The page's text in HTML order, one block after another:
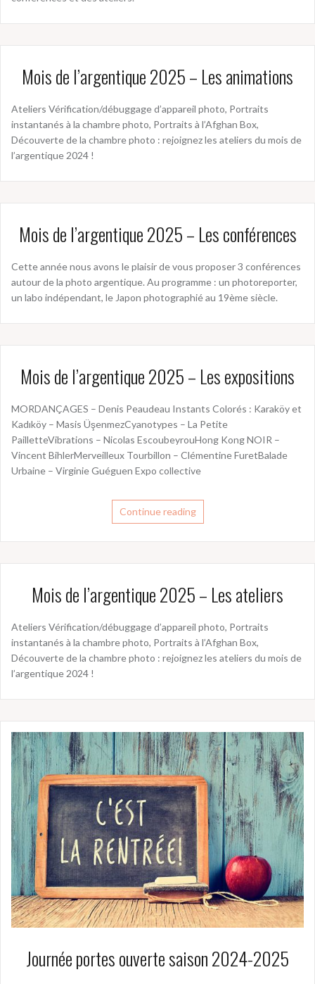
Mois de l’argentique 2025 – Les animations
Ateliers Vérification/débuggage d’appareil photo, Portraits
instantanés à la chambre photo, Portraits à l’Afghan Box,
Découverte de la chambre photo : rejoignez les ateliers du mois de
l’argentique 2024 !
Mois de l’argentique 2025 – Les conférences
Cette année nous avons le plaisir de vous proposer 3 conférences
autour de la photo argentique. Au programme : un photoreporter,
un labo indépendant, le Japon photographié au 19ème siècle.
Mois de l’argentique 2025 – Les expositions
MORDANÇAGES – Denis Peaudeau Instants Colorés : Karaköy et
Kadıköy – Masis ÜşenmezCyanotypes – La Petite
PailletteVibrations – Nicolas EscoubeyrouHong Kong NOIR –
Vincent BihlerMerveilleux Tourbillon – Clémentine FuretBalade
Urbaine – Virginie Guéguen Expo collective
Continue reading
Mois de l’argentique 2025 – Les ateliers
Ateliers Vérification/débuggage d’appareil photo, Portraits
instantanés à la chambre photo, Portraits à l’Afghan Box,
Découverte de la chambre photo : rejoignez les ateliers du mois de
l’argentique 2024 !
Journée portes ouverte saison 2024-2025